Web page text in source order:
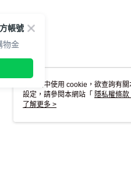
本網站中使用 cookie，欲查詢有
設定，請參閱本網站「 隱私權條款
使用 cookie。
了解更多 >
帳號
物金